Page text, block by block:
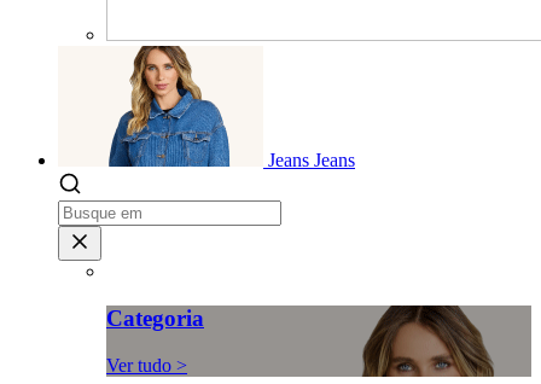
Jeans Jeans
Categoria
Ver tudo >